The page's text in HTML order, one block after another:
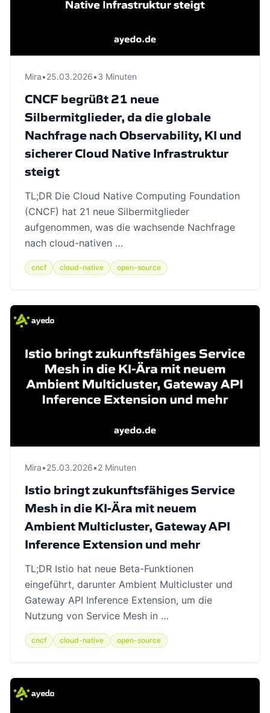
Mira•25.03.2026•3 Minuten
CNCF begrüßt 21 neue
Silbermitglieder, da die globale
Nachfrage nach Observability, KI und
sicherer Cloud Native Infrastruktur
steigt
TL;DR Die Cloud Native Computing Foundation
(CNCF) hat 21 neue Silbermitglieder
aufgenommen, was die wachsende Nachfrage
nach cloud-nativen …
cncf cloud-native open-source
Mira•25.03.2026•2 Minuten
Istio bringt zukunftsfähiges Service
Mesh in die KI-Ära mit neuem
Ambient Multicluster, Gateway API
Inference Extension und mehr
TL;DR Istio hat neue Beta-Funktionen
eingeführt, darunter Ambient Multicluster und
Gateway API Inference Extension, um die
Nutzung von Service Mesh in …
cncf cloud-native open-source